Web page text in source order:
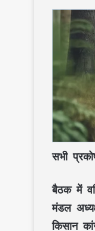
सभी
बैठक में
मंडल
किसान